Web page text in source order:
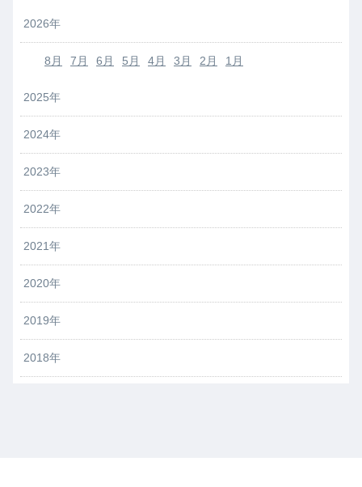
2026年
8月 7月 6月 5月 4月 3月 2月 1月
2025年
2024年
2023年
2022年
2021年
2020年
2019年
2018年